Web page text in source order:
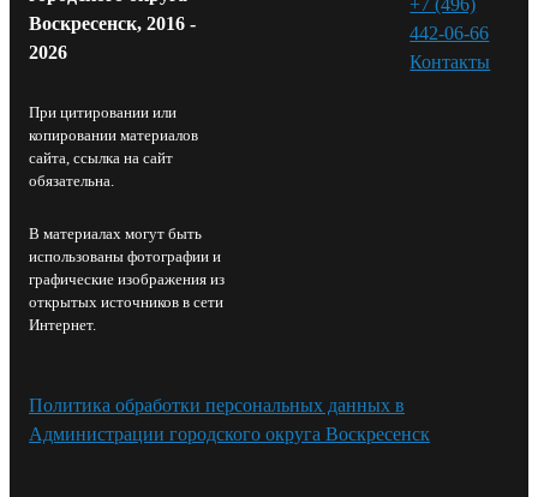
Воскресенск, 2016 -
2026
При цитировании или
копировании материалов
сайта, ссылка на сайт
обязательна.
В материалах могут быть
использованы фотографии и
графические изображения из
открытых источников в сети
Интернет.
442-06-66
Контакты⁠
Политика обработки персональных данных в
Администрации городского округа Воскресенск